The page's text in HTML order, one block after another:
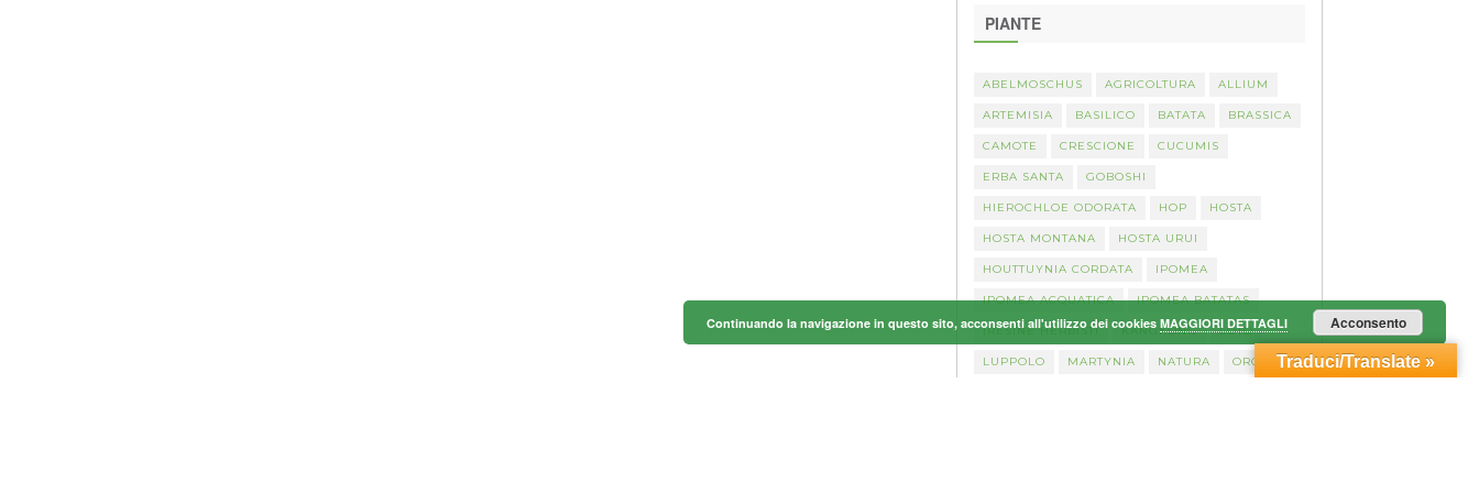
PIANTE
ABELMOSCHUS AGRICOLTURA ALLIUM
ARTEMISIA BASILICO BATATA BRASSICA
CAMOTE CRESCIONE CUCUMIS
ERBA SANTA GOBOSHI
HIEROCHLOE ODORATA HOP HOSTA
HOSTA MONTANA HOSTA URUI
HOUTTUYNIA CORDATA IPOMEA
IPOMEA ACQUATICA IPOMEA BATATAS
IRESINE HERBISTI KANGKONG LOTO
LUPPOLO MARTYNIA NATURA ORO BLUTraduci/Translate »
Continuando la navigazione in questo sito, acconsenti all'utilizzo dei cookies MAGGIORI DETTAGLI Acconsento